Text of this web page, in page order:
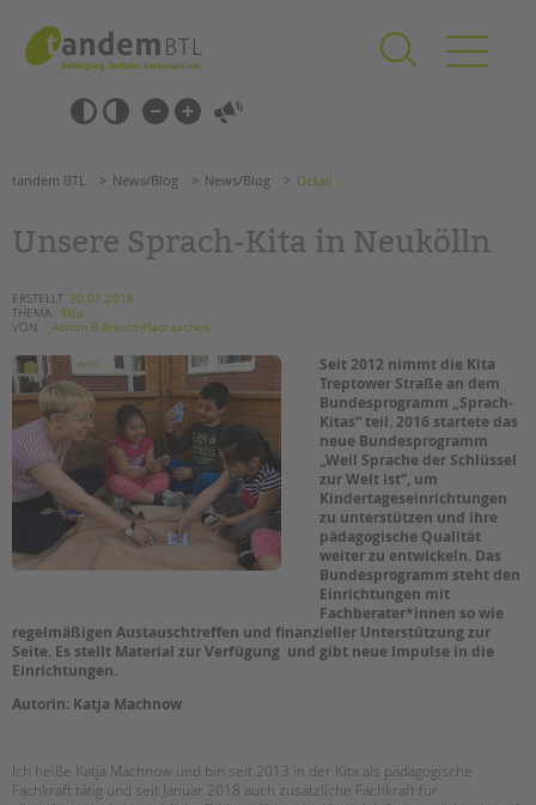
springen
Barrierefrei-
Einstellungen
überspringen
überspringen
SCHULE & GANZTAG
Grundschulen
Oberschulen
Förderzentren
Kollegs
EFöB
Schulbezogene Sozialarbeit
Tagesgruppen
HILFEN ZUR ERZIEHUNG
EINGLIEDERUNGSHILFE
BETREUTES WOHNEN
TANDEM BTL AKADEMIE
Seminarräume
Suchen
tandem BTL News/Blog News/Blog Detail
Unsere Sprach-Kita in Neukölln
ERSTELLT 30.07.2018
THEMA
Kita
VON
_Admin B.Brecht-Hadraschek
Seit 2012 nimmt die Kita
Treptower Straße an dem
Bundesprogramm „Sprach-
Kitas“ teil. 2016 startete das
neue Bundesprogramm
„Weil Sprache der Schlüssel
zur Welt ist“, um
Kindertageseinrichtungen
zu unterstützen und ihre
pädagogische Qualität
weiter zu entwickeln. Das
Bundesprogramm steht den
Einrichtungen mit
Fachberater*innen so wie
regelmäßigen Austauschtreffen und finanzieller Unterstützung zur
Seite. Es stellt Material zur Verfügung und gibt neue Impulse in die
Einrichtungen.
Autorin: Katja Machnow
Ich heiße Katja Machnow und bin seit 2013 in der Kita als pädagogische
Fachkraft tätig und seit Januar 2018 auch zusätzliche Fachkraft für